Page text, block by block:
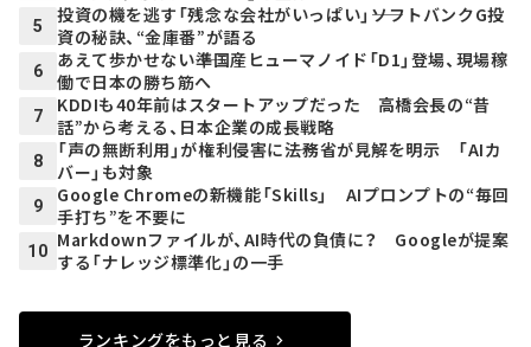
5
投資の機を逃す「残念な会社がいっぱい」――ソフトバンクG投
資の秘訣、“金庫番”が語る
6
あえて歩かせない――準国産ヒューマノイド「D1」登場、現場稼
働で日本の勝ち筋へ
7
KDDIも40年前はスタートアップだった 高橋会長の“昔
話”から考える、日本企業の成長戦略
8
「声の無断利用」が権利侵害に――法務省が見解を明示 「AIカ
バー」も対象
9
Google Chromeの新機能「Skills」 AIプロンプトの“毎回
手打ち”を不要に
10 Markdownファイルが、AI時代の負債に？ Googleが提案
する「ナレッジ標準化」の一手
ランキングをもっと見る